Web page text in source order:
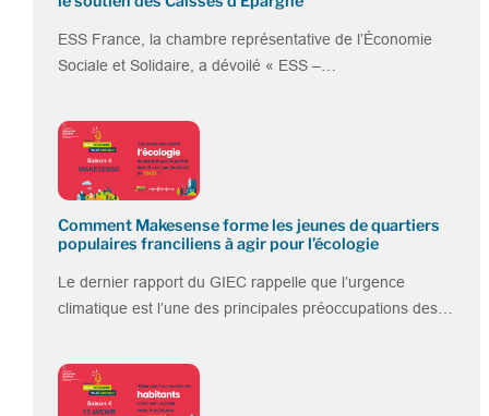
ESS France, la chambre représentative de l’Économie
Sociale et Solidaire, a dévoilé « ESS –…
Comment Makesense forme les jeunes de quartiers
populaires franciliens à agir pour l’écologie
Le dernier rapport du GIEC rappelle que l’urgence
climatique est l’une des principales préoccupations des…